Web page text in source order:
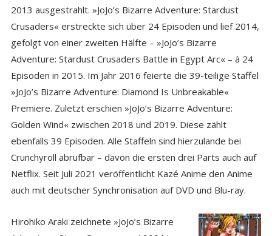
2013 ausgestrahlt. »JoJo’s Bizarre Adventure: Stardust
Crusaders« erstreckte sich über 24 Episoden und lief 2014,
gefolgt von einer zweiten Hälfte – »JoJo’s Bizarre
Adventure: Stardust Crusaders Battle in Egypt Arc« – à 24
Episoden in 2015. Im Jahr 2016 feierte die 39-teilige Staffel
»JoJo’s Bizarre Adventure: Diamond Is Unbreakable«
Premiere. Zuletzt erschien »JoJo’s Bizarre Adventure:
Golden Wind« zwischen 2018 und 2019. Diese zählt
ebenfalls 39 Episoden. Alle Staffeln sind hierzulande bei
Crunchyroll abrufbar – davon die ersten drei Parts auch auf
Netflix. Seit Juli 2021 veröffentlicht Kazé Anime den Anime
auch mit deutscher Synchronisation auf DVD und Blu-ray.
Hirohiko Araki zeichnete »JoJo’s Bizarre